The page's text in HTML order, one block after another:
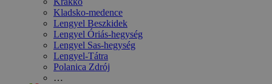
Kladsko-medence
Lengyel Beszkidek
Lengyel Óriás-hegység
Lengyel Sas-hegység
Lengyel-Tátra
Polanica Zdrój
…